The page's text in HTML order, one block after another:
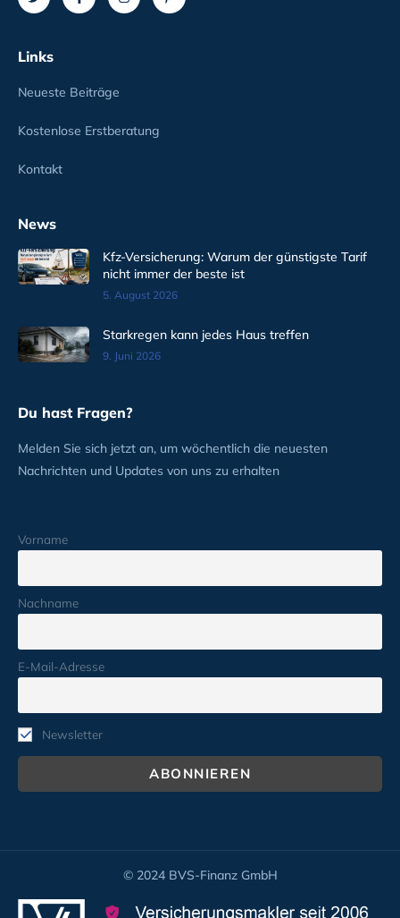
Links
Neueste Beiträge
Kostenlose Erstberatung
Kontakt
News
Kfz-Versicherung: Warum der günstigste Tarif
nicht immer der beste ist
5. August 2026
Starkregen kann jedes Haus treffen
9. Juni 2026
Du hast Fragen?
Melden Sie sich jetzt an, um wöchentlich die neuesten
Nachrichten und Updates von uns zu erhalten
Vorname
Nachname
E-Mail-Adresse
Newsletter
© 2024 BVS-Finanz GmbH